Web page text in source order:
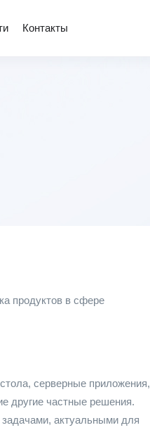
Контакты
продуктов в сфере
серверные приложения,
другие частные решения.
актуальными для